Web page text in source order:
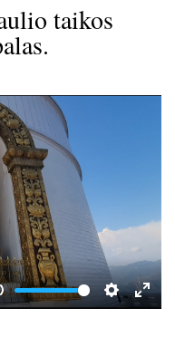
taikos
S
E